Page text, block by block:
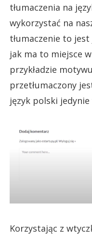
tłumaczenia na
wykorzystać na
tłumaczenie to
jak ma to miejsce
przykładzie
przetłumaczony
język polski jedynie
Korzystając z